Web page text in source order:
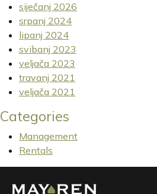
siječanj 2026
srpanj 2024
lipanj 2024
svibanj 2023
veljača 2023
travanj 2021
veljača 2021
Categories
Management
Rentals